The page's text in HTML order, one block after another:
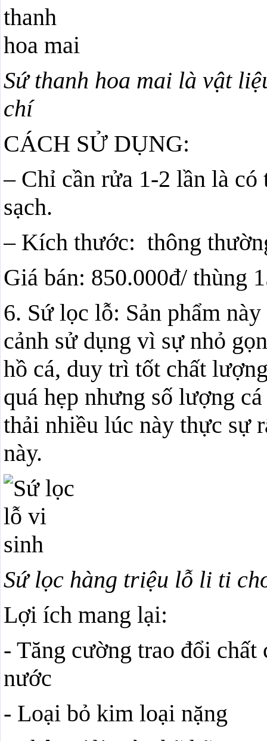
Sứ thanh hoa mai là vật
chí
CÁCH SỬ DỤNG:
– Chỉ cần rửa 1-2 lần là
sạch.
– Kích thước: thông
Giá bán: 850.000đ/ thùng
6. Sứ lọc lỗ: Sản phẩm
cảnh sử dụng vì sự nhỏ
hồ cá, duy trì tốt chất
quá hẹp nhưng số lượng
thải nhiều lúc này thực sự
này.
Sứ lọc hàng triệu lỗ li ti
Lợi ích mang lại:
- Tăng cường trao đổi chất
nước
- Loại bỏ kim loại nặng